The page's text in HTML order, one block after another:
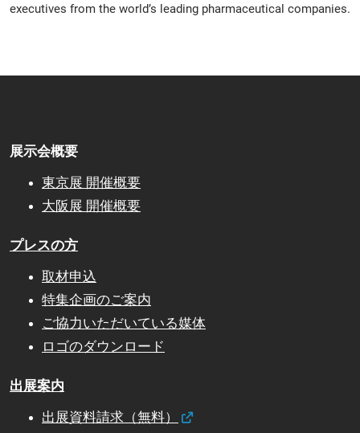
executives from the world’s leading pharmaceutical companies.
展示会概要
東京展 開催概要
大阪展 開催概要
プレスの方
取材申込
特集企画のご案内
ご協力いただいている媒体
ロゴのダウンロード
出展案内
出展資料請求（無料）